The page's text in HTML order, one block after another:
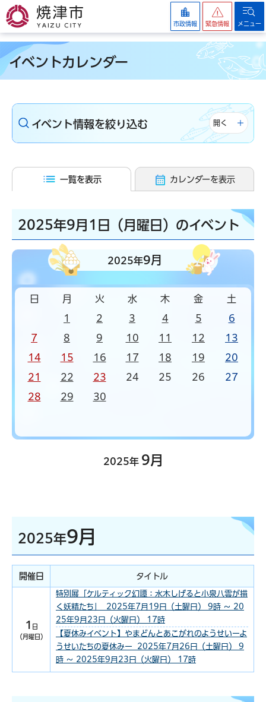
焼津市
市政情報 緊急情報 メニュー
イベントカレンダー
イベント情報を絞り込む 開く
一覧を表示 カレンダーを表示
2025年9月1日（月曜日）のイベント
2025年9月
日 月 火 水 木 金 土
1 2 3 4 5 6
7 8 9 10 11 12 13
14 15 16 17 18 19 20
21 22 23 24 25 26 27
28 29 30
2025年 9月
2025年9月
開催日 タイトル
1
日
（月曜日）
特別展「ケルティック幻譚：水木しげると小泉八雲が描
く妖精たち」 2025年7月19日（土曜日） 9時 ～ 20
25年9月23日（火曜日） 17時
【夏休みイベント】やまどんとあこがれのようせいーよ
うせいたちの夏休みー 2025年7月26日（土曜日） 9
時 ～ 2025年9月23日（火曜日） 17時